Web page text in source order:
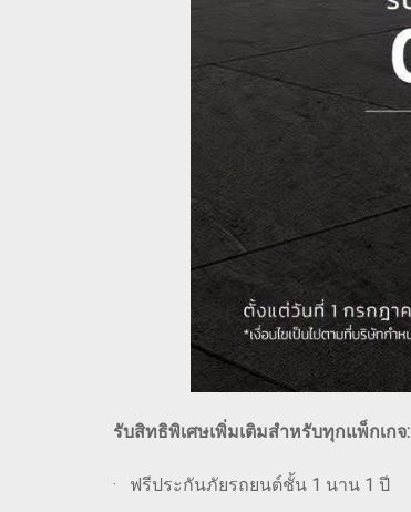
รับสิทธิพิเศษเพิ่มเติมสำหรับทุกแพ็กเกจ:
· ฟรีประกันภัยรถยนต์ชั้น 1 นาน 1 ปี